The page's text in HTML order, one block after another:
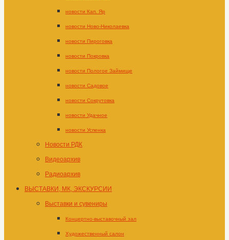
новости Кап. Яр
новости Ново-Николаевка
новости Пироговка
новости Покровка
новости Пологое Займище
новости Садовое
новости Сокрутовка
новости Удачное
новости Успенка
Новости РДК
Видеоархив
Радиоархив
ВЫСТАВКИ, МК, ЭКСКУРСИИ
Выставки и сувениры
Концертно-выставочный зал
Художественный салон